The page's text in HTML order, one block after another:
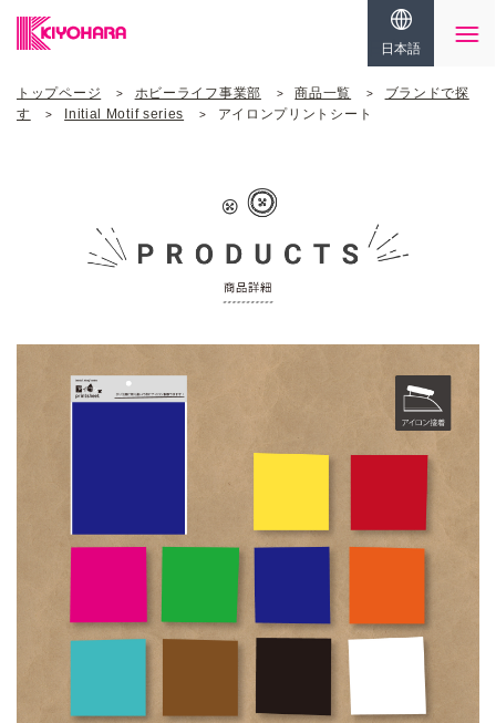
日本語
トップページ ホビーライフ事業部 商品一覧
ブランドで探
す
Initial Motif series アイロンプリントシート